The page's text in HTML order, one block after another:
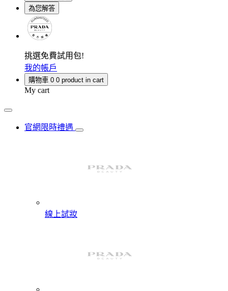
為您解答
挑選免費試用包!
我的帳戶
購物車 0 0 product in cart
My cart
官網限時禮遇
線上試妝